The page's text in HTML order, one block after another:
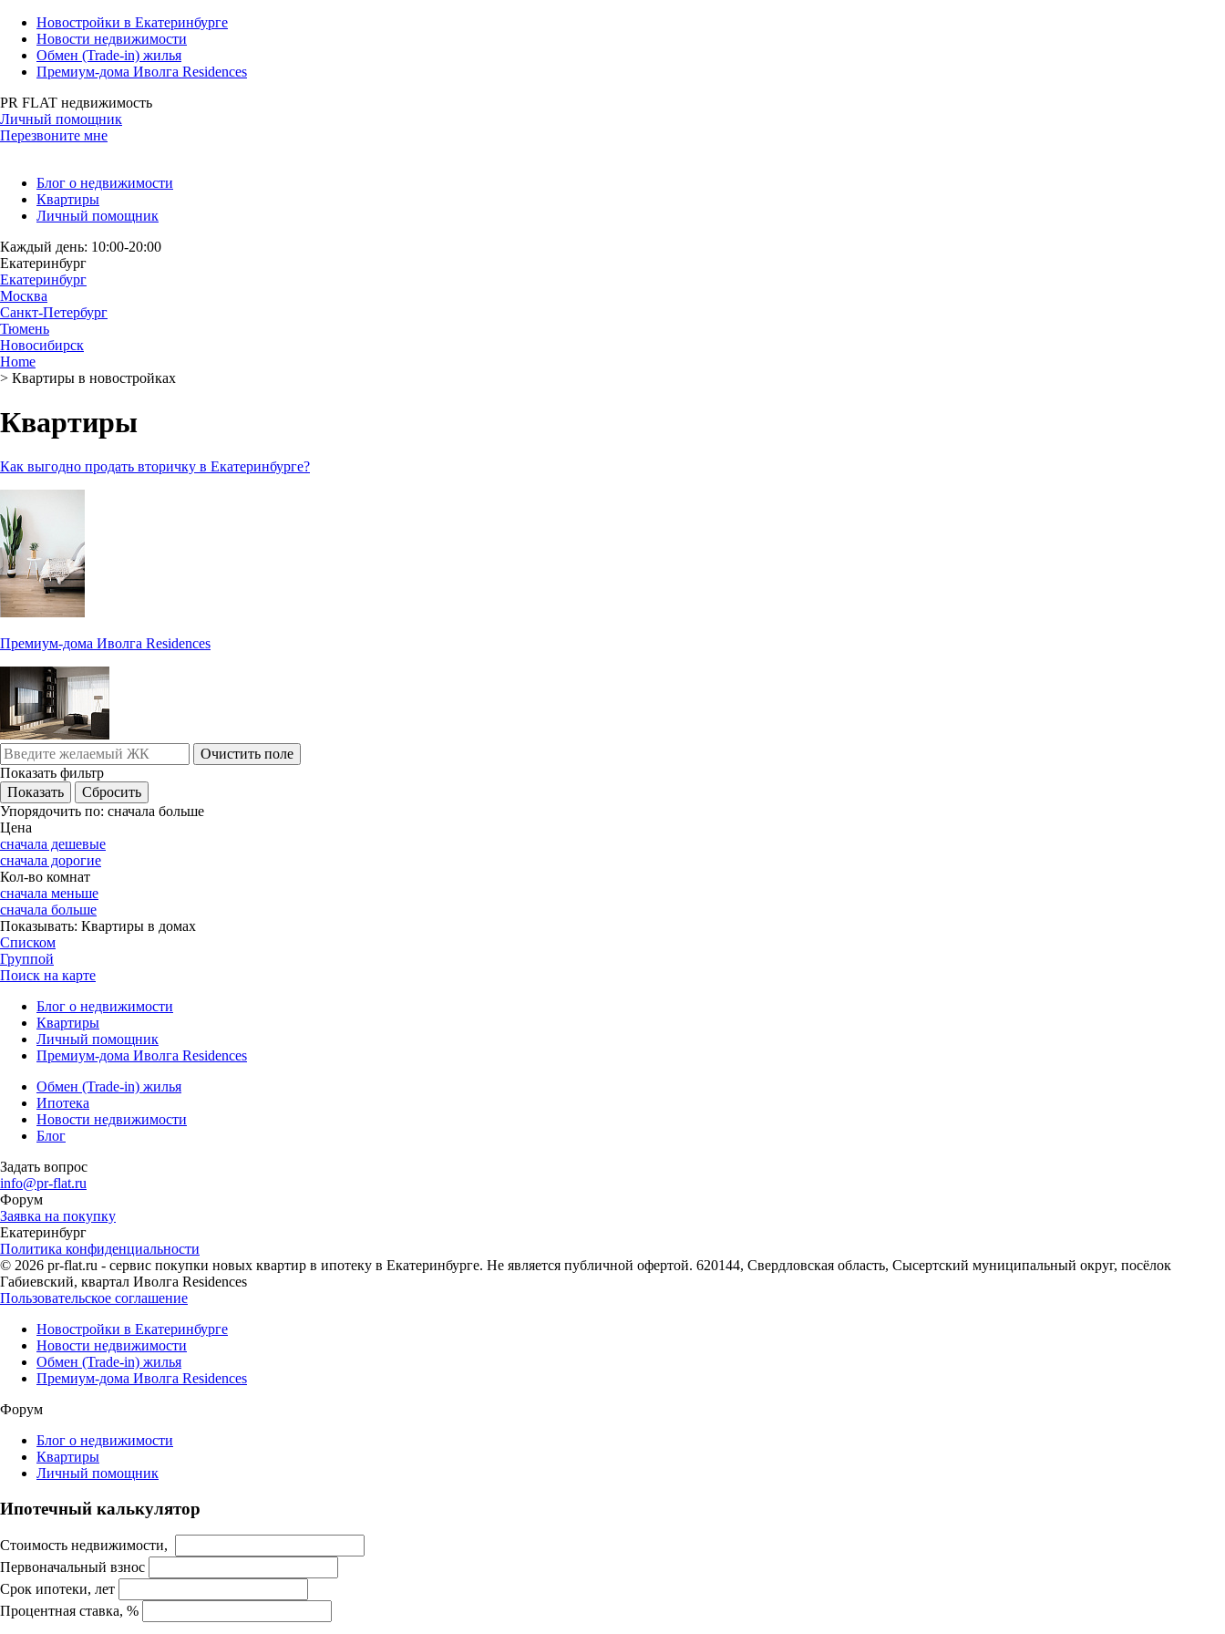
Новостройки в Екатеринбурге
Новости недвижимости
Обмен (Trade-in) жилья
Премиум-дома Иволга Residences
PR FLAT недвижимость
Личный помощник
Перезвоните мне
Блог о недвижимости
Квартиры
Личный помощник
Каждый день: 10:00-20:00
Екатеринбург
Екатеринбург
Москва
Санкт-Петербург
Тюмень
Новосибирск
Home
> Квартиры в новостройках
Квартиры
Как выгодно продать вторичку в Екатеринбурге?
Премиум-дома Иволга Residences
Очистить поле
Показать фильтр
Упорядочить по: сначала больше
Цена
сначала дешевые
сначала дорогие
Кол-во комнат
сначала меньше
сначала больше
Показывать: Квартиры в домах
Списком
Группой
Поиск на карте
Блог о недвижимости
Квартиры
Личный помощник
Премиум-дома Иволга Residences
Обмен (Trade-in) жилья
Ипотека
Новости недвижимости
Блог
Задать вопрос
info@pr-flat.ru
Форум
Заявка на покупку
Екатеринбург
Политика конфиденциальности
© 2026 pr-flat.ru - сервис покупки новых квартир в ипотеку в Екатеринбурге. Не является публичной офертой. 620144, Свердловская область, Сысертский муниципальный округ, посёлок
Габиевский, квартал Иволга Residences
Пользовательское соглашение
Новостройки в Екатеринбурге
Новости недвижимости
Обмен (Trade-in) жилья
Премиум-дома Иволга Residences
Форум
Блог о недвижимости
Квартиры
Личный помощник
Ипотечный калькулятор
Стоимость недвижимости,
Первоначальный взнос
Срок ипотеки, лет
Процентная ставка, %